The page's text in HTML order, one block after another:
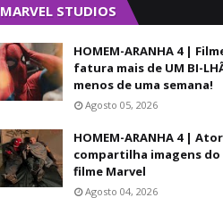
MARVEL STUDIOS
HOMEM-ARANHA 4 |
fatura mais de UM BI-
menos de uma semana!
Agosto 05, 2026
HOMEM-ARANHA 4 | Ator
compartilha imagens do
filme Marvel
Agosto 04, 2026